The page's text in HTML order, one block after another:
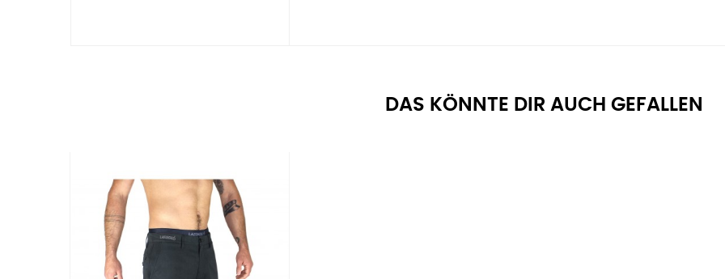
DAS KÖNNTE DIR AUCH GEFALLEN